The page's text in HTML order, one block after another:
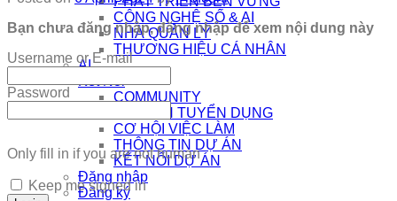
CÔNG NGHỆ SỐ & AI
NHÀ QUẢN LÝ
THƯƠNG HIỆU CÁ NHÂN
AI
Kết Nối
COMMUNITY
EDTECH TUYỂN DỤNG
CƠ HỘI VIỆC LÀM
THÔNG TIN DỰ ÁN
KẾT NỐI DỰ ÁN
Đăng nhập
Đăng ký
Bạn chưa đăng nhập, đăng nhập để xem nội dung này
Username or E-mail
Password
Only fill in if you are not human
Keep me signed in